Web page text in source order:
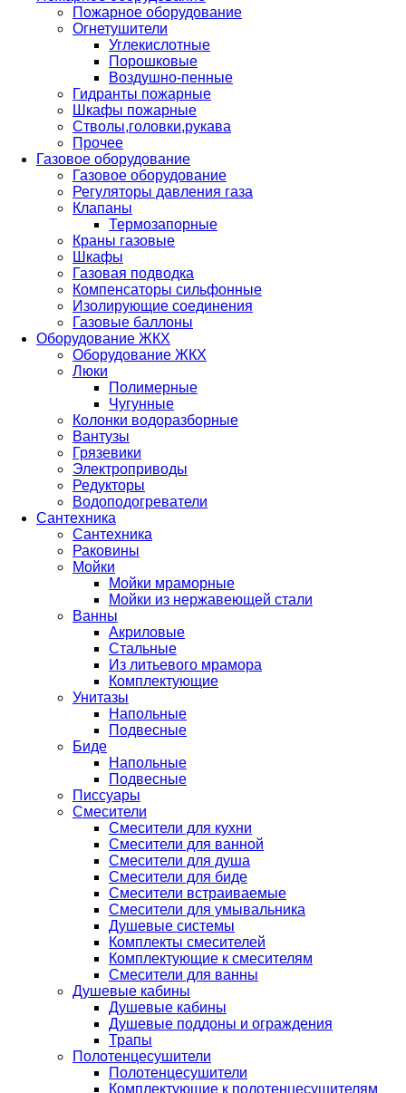
Пожарное оборудование
Огнетушители
Углекислотные
Порошковые
Воздушно-пенные
Гидранты пожарные
Шкафы пожарные
Стволы,головки,рукава
Прочее
Газовое оборудование
Газовое оборудование
Регуляторы давления газа
Клапаны
Термозапорные
Краны газовые
Шкафы
Газовая подводка
Компенсаторы сильфонные
Изолирующие соединения
Газовые баллоны
Оборудование ЖКХ
Оборудование ЖКХ
Люки
Полимерные
Чугунные
Колонки водоразборные
Вантузы
Грязевики
Электроприводы
Редукторы
Водоподогреватели
Сантехника
Сантехника
Раковины
Мойки
Мойки мраморные
Мойки из нержавеющей стали
Ванны
Акриловые
Стальные
Из литьевого мрамора
Комплектующие
Унитазы
Напольные
Подвесные
Биде
Напольные
Подвесные
Писсуары
Смесители
Смесители для кухни
Смесители для ванной
Смесители для душа
Смесители для биде
Смесители встраиваемые
Смесители для умывальника
Душевые системы
Комплекты смесителей
Комплектующие к смесителям
Смесители для ванны
Душевые кабины
Душевые кабины
Душевые поддоны и ограждения
Трапы
Полотенцесушители
Полотенцесушители
Комплектующие к полотенцесушителям